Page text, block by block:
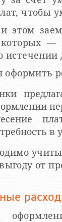
чтобы
этом
—
истечении
оформить
в
от